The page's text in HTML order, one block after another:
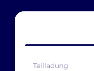
Teilladung